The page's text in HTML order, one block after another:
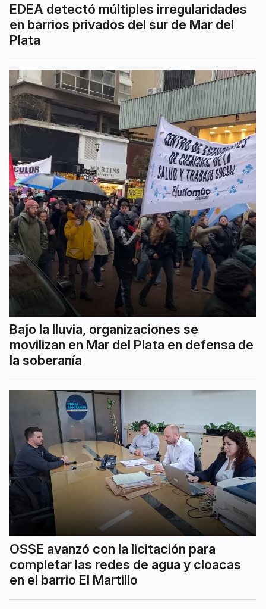
EDEA detectó múltiples irregularidades
en barrios privados del sur de Mar del
Plata
Bajo la lluvia, organizaciones se
movilizan en Mar del Plata en defensa de
la soberanía
OSSE avanzó con la licitación para
completar las redes de agua y cloacas
en el barrio El Martillo